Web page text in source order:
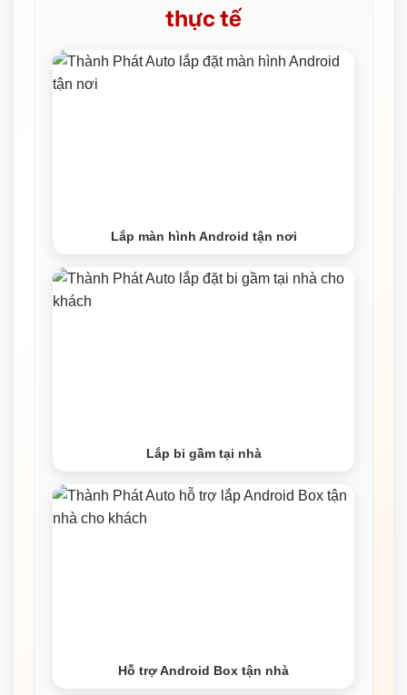
thực tế
Lắp màn hình Android tận nơi
Lắp bi gầm tại nhà
Hỗ trợ Android Box tận nhà